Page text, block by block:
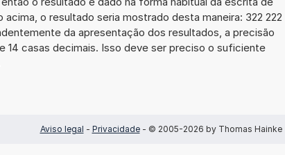
o resultado seria mostrado desta maneira: 322 222
da apresentação dos resultados, a precisão
14 casas decimais. Isso deve ser preciso o suficiente
Aviso legal - Privacidade- © 2005-2026 by Thomas Hainke